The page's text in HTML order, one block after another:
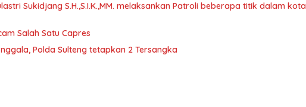
Sukidjang S.H.,S.I.K.,MM. melaksankan Patroli beberapa titik dalam kota
Salah Satu Capres
Polda Sulteng tetapkan 2 Tersangka